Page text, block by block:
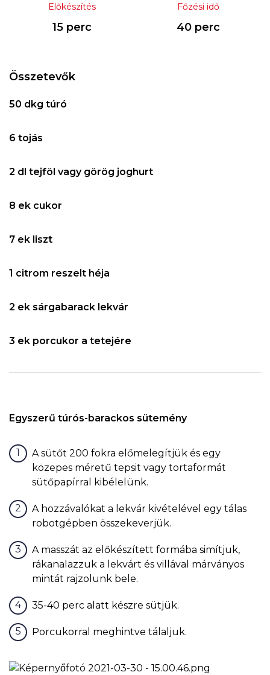
Előkészítés
15 perc
Főzési idő
40 perc
Összetevők
50 dkg túró
6 tojás
2 dl tejföl vagy görög joghurt
8 ek cukor
7 ek liszt
1 citrom reszelt héja
2 ek sárgabarack lekvár
3 ek porcukor a tetejére
Egyszerű túrós-barackos sütemény
A sütőt 200 fokra előmelegítjük és egy
közepes méretű tepsit vagy tortaformát
sütőpapírral kibélelünk.
A hozzávalókat a lekvár kivételével egy tálas
robotgépben összekeverjük.
A masszát az előkészített formába simítjuk,
rákanalazzuk a lekvárt és villával márványos
mintát rajzolunk bele.
35-40 perc alatt készre sütjük.
Porcukorral meghintve tálaljuk.